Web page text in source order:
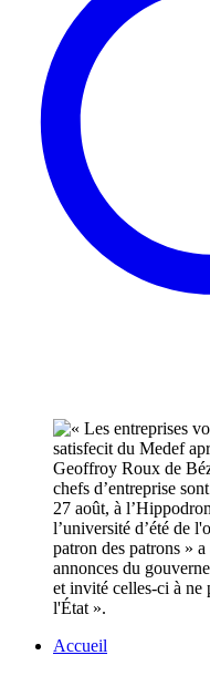
Geoffroy Roux de
chefs d’entreprise
27 août, à
l’université d’été de
patron des patrons »
annonces du
et invité celles-ci à ne
l'État ».
Accueil